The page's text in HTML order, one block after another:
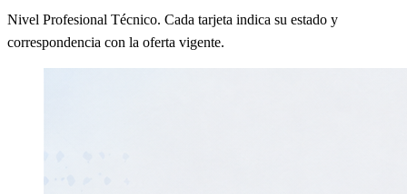
Nivel Profesional Técnico. Cada tarjeta indica su estado y
correspondencia con la oferta vigente.